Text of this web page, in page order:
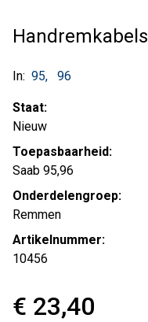
Handremkabels
In: 95 96
Staat:
Nieuw
Toepasbaarheid:
Saab 95,96
Onderdelengroep:
Remmen
Artikelnummer:
10456
€ 23,40